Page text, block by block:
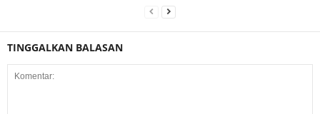
TINGGALKAN BALASAN